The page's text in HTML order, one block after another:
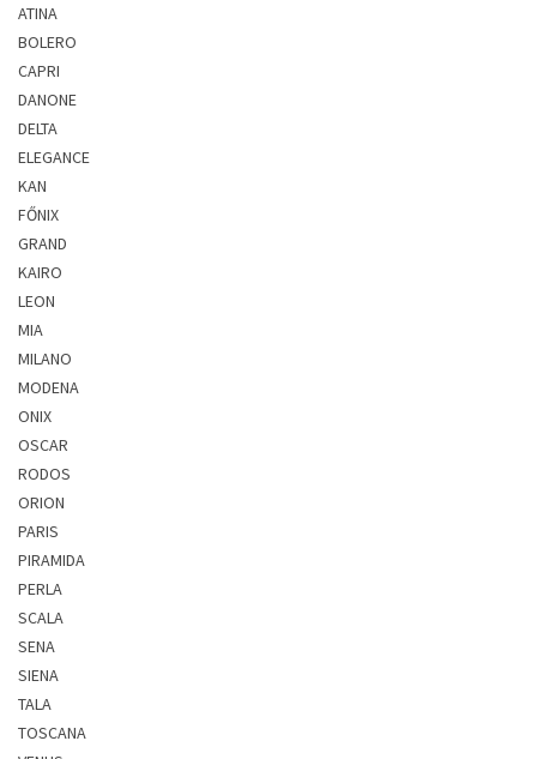
ATINA
BOLERO
CAPRI
DANONE
DELTA
ELEGANCE
KAN
FŐNIX
GRAND
KAIRO
LEON
MIA
MILANO
MODENA
ONIX
OSCAR
RODOS
ORION
PARIS
PIRAMIDA
PERLA
SCALA
SENA
SIENA
TALA
TOSCANA